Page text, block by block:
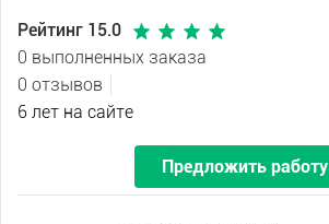
Рейтинг 15.0
0 выполненных заказа
0 отзывов
6 лет на сайте
Предложить работу